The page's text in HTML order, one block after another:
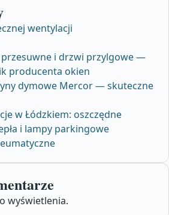
wentylacji
i drzwi przylgowe —
producenta okien
dymowe Mercor — skuteczne
w Łódzkiem: oszczędne
i lampy parkingowe
wyświetlenia.